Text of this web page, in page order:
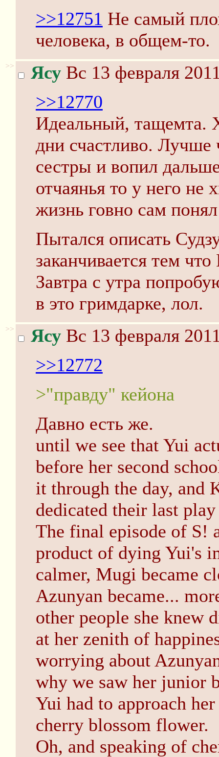
>>12751 Не самый
человека, в общем-то.
>> Ясу Вс 13 февраля
>>12770
Идеальный, тащемта.
дни счастливо.
сестры и вопил
отчаянья то у него не
жизнь говно сам
Пытался описать
заканчивается тем
Завтра с утра
в это гримдарке, лол.
>> Ясу Вс 13 февраля
>>12772
>"правду" кейона
Давно есть же.
until we see that Yui
before her second
it through the day, and
dedicated their last
The final episode of S!
product of dying Yui's
calmer, Mugi became
Azunyan became...
other people she knew
at her zenith of
worrying about
why we saw her junior
Yui had to approach
cherry blossom flower.
Oh, and speaking of